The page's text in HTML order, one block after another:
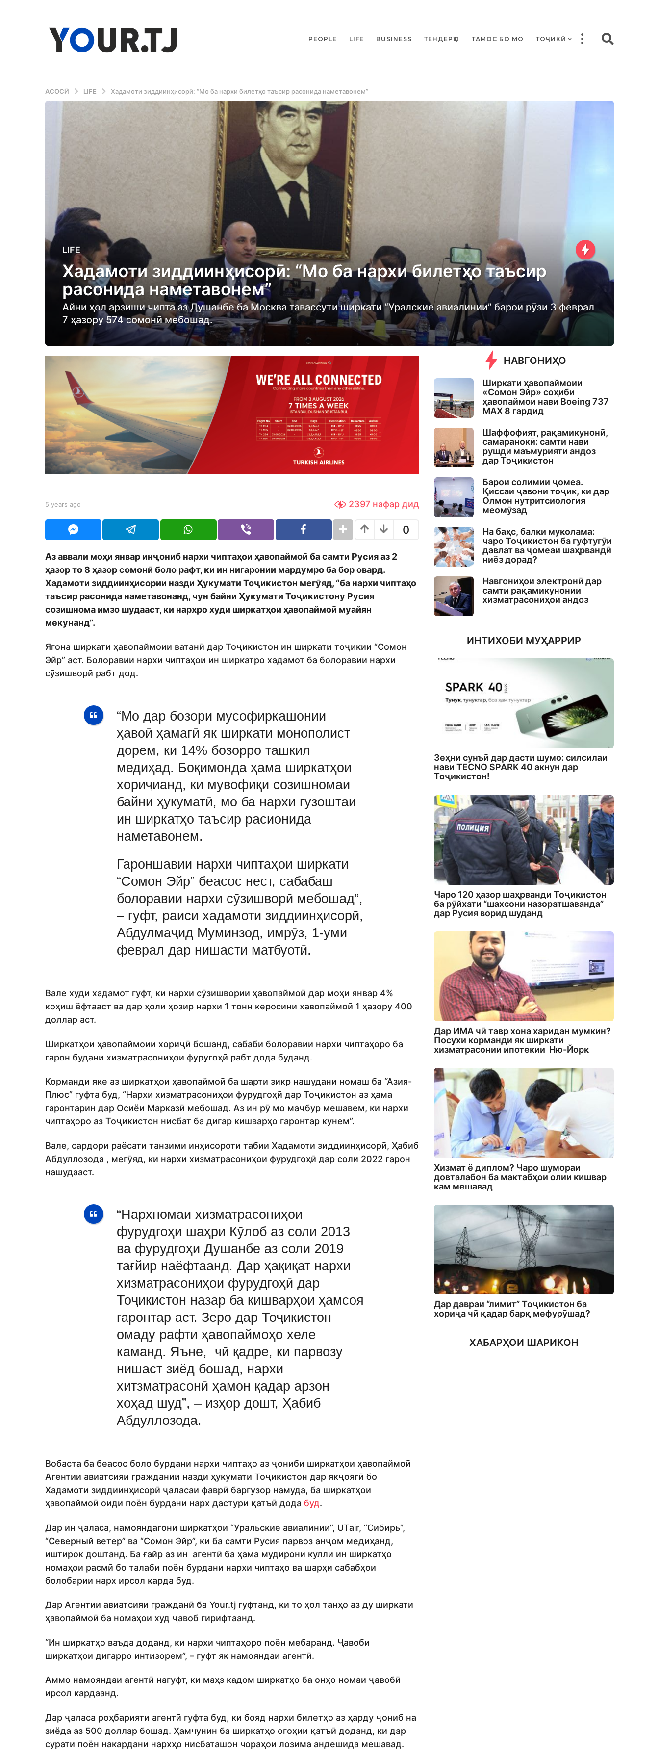
PEOPLE LIFE BUSINESS ТЕНДЕРҲО ТАМОС БО МО ТОҶИКӢ
АСОСӢ LIFE Хадамоти зиддиинҳисорӣ: “Мо ба нархи билетҳо таъсир расонида наметавонем”
5
e
a
r
s
a
y
e
r
s
a
g
o
LIFE
Хадамоти зиддиинҳисорӣ: “Мо ба нархи билетҳо таъсир
расонида наметавонем”
Айни ҳол арзиши чипта аз Душанбе ба Москва тавассути ширкати “Уралские авиалинии” барои рӯзи 3 феврал
7 ҳазору 574 сомонӣ мебошад.
b
t
j
d
i
t
o
r
5 years ago
r
a
g
2397 нафар дид
0
Аз аввали моҳи январ инҷониб нархи чиптаҳои ҳавопаймоӣ ба самти Русия аз 2
ҳазор то 8 ҳазор сомонӣ боло рафт, ки ин нигаронии мардумро ба бор овард.
Хадамоти зиддиинҳисории назди Ҳукумати Тоҷикистон мегӯяд, “ба нархи чиптаҳо
таъсир расонида наметавонанд, чун байни Ҳукумати Тоҷикистону Русия
созишнома имзо шудааст, ки нархро худи ширкатҳои ҳавопаймоӣ муайян
мекунанд”.
Ягона ширкати ҳавопаймоии ватанӣ дар Тоҷикистон ин ширкати тоҷикии “Сомон
Эйр” аст. Болоравии нархи чиптаҳои ин ширкатро хадамот ба болоравии нархи
сӯзишворӣ рабт дод.
“Мо дар бозори мусофиркашонии
ҳавоӣ ҳамагӣ як ширкати монополист
дорем, ки 14% бозорро ташкил
медиҳад. Боқимонда ҳама ширкатҳои
хориҷианд, ки мувофиқи созишномаи
байни ҳукуматӣ, мо ба нархи гузоштаи
ин ширкатҳо таъсир расионида
наметавонем.
Гароншавии нархи чиптаҳои ширкати
“Сомон Эйр” беасос нест, сабабаш
болоравии нархи сӯзишворӣ мебошад”,
– гуфт, раиси хадамоти зиддиинҳисорӣ,
Абдулмаҷид Муминзод, имрӯз, 1-уми
феврал дар нишасти матбуотӣ.
Вале худи хадамот гуфт, ки нархи сӯзишвории ҳавопаймоӣ дар моҳи январ 4%
коҳиш ёфтааст ва дар ҳоли ҳозир нархи 1 тонн керосини ҳавопаймоӣ 1 ҳазору 400
доллар аст.
Ширкатҳои ҳавопаймоии хориҷӣ бошанд, сабаби болоравии нархи чиптаҳоро ба
гарон будани хизматрасониҳои фуругоҳӣ рабт дода буданд.
Корманди яке аз ширкатҳои ҳавопаймоӣ ба шарти зикр нашудани номаш ба “Азия-
Плюс” гуфта буд, “Нархи хизматрасониҳои фурудгоҳӣ дар Тоҷикистон аз ҳама
гаронтарин дар Осиёи Марказӣ мебошад. Аз ин рӯ мо маҷбур мешавем, ки нархи
чиптаҳоро аз Тоҷикистон нисбат ба дигар кишварҳо гаронтар кунем”.
Вале, сардори раёсати танзими инҳисороти табии Хадамоти зиддиинҳисорӣ, Ҳабиб
Абдуллозода , мегӯяд, ки нархи хизматрасониҳои фурудгоҳӣ дар соли 2022 гарон
нашудааст.
“Нархномаи хизматрасониҳои
фурудгоҳи шаҳри Кӯлоб аз соли 2013
ва фурудгоҳи Душанбе аз соли 2019
тағйир наёфтаанд. Дар ҳақиқат нархи
хизматрасониҳои фурудгоҳӣ дар
Тоҷикистон назар ба кишварҳои ҳамсоя
гаронтар аст. Зеро дар Тоҷикистон
омаду рафти ҳавопаймоҳо хеле
каманд. Яъне, чӣ қадре, ки парвозу
нишаст зиёд бошад, нархи
хитзматрасонӣ ҳамон қадар арзон
хоҳад шуд”, – изҳор дошт, Ҳабиб
Абдуллозода.
Вобаста ба беасос боло бурдани нархи чиптаҳо аз ҷониби ширкатҳои ҳавопаймоӣ
Агентии авиатсияи граждании назди ҳукумати Тоҷикистон дар якҷоягӣ бо
Хадамоти зиддиинҳисорӣ ҷаласаи фаврӣ баргузор намуда, ба ширкатҳои
ҳавопаймоӣ оиди поён бурдани нарх дастури қатъӣ дода буд.
Дар ин ҷаласа, намояндагони ширкатҳои “Уральские авиалинии”, UTair, “Сибирь”,
“Северный ветер” ва “Сомон Эйр”, ки ба самти Русия парвоз анҷом медиҳанд,
иштирок доштанд. Ба ғайр аз ин агентӣ ба ҳама мудирони кулли ин ширкатҳо
номаҳои расмӣ бо талаби поён бурдани нархи чиптаҳо ва шарҳи сабабҳои
болобарии нарх ирсол карда буд.
Дар Агентии авиатсияи гражданӣ ба Your.tj гуфтанд, ки то ҳол танҳо аз ду ширкати
ҳавопаймоӣ ба номаҳои худ ҷавоб гирифтаанд.
“Ин ширкатҳо ваъда доданд, ки нархи чиптаҳоро поён мебаранд. Ҷавоби
ширкатҳои дигарро интизорем”, – гуфт як намояндаи агентӣ.
Аммо намояндаи агентӣ нагуфт, ки маҳз кадом ширкатҳо ба онҳо номаи ҷавобӣ
ирсол кардаанд.
Дар ҷаласа роҳбарияти агентӣ гуфта буд, ки бояд нархи билетҳо аз ҳарду ҷониб на
зиёда аз 500 доллар бошад. Ҳамчунин ба ширкатҳо огоҳии қатъӣ доданд, ки дар
сурати поён накардани нархҳо нисбаташон чораҳои лозима андешида мешавад.
НАВГОНИҲО
Ширкати ҳавопаймоии
«Сомон Эйр» соҳиби
ҳавопаймои нави Boeing 737
MAX 8 гардид
Шаффофият, рақамикунонӣ,
самаранокӣ: самти нави
рушди маъмурияти андоз
дар Тоҷикистон
Барои солимии ҷомеа.
Қиссаи ҷавони тоҷик, ки дар
Олмон нутритсиология
меомӯзад
На баҳс, балки муколама:
чаро Тоҷикистон ба гуфтугӯи
давлат ва ҷомеаи шаҳрвандӣ
ниёз дорад?
Навгониҳои электронӣ дар
самти рақамикунонии
хизматрасониҳои андоз
ИНТИХОБИ МУҲАРРИР
Зеҳни сунъӣ дар дасти шумо: силсилаи
нави TECNO SPARK 40 акнун дар
Тоҷикистон!
Чаро 120 ҳазор шаҳрванди Тоҷикистон
ба рӯйхати “шахсони назоратшаванда”
дар Русия ворид шуданд
Дар ИМА чӣ тавр хона харидан мумкин?
Посухи корманди як ширкати
хизматрасонии ипотекии Ню-Йорк
Хизмат ё диплом? Чаро шумораи
довталабон ба мактабҳои олии кишвар
кам мешавад
Дар давраи “лимит” Тоҷикистон ба
хориҷа чӣ қадар барқ мефурӯшад?
ХАБАРҲОИ ШАРИКОН